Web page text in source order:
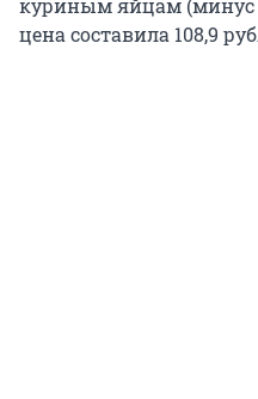
куриным яйцам (минус
цена составила 108,9